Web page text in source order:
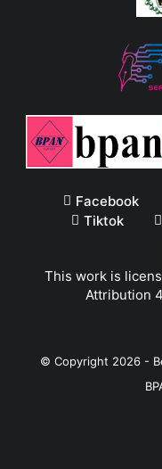
Facebook
Tiktok
This work is
Attribution
© Copyright 2026-